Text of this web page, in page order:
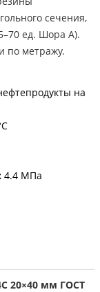
сечения,
ед. Шора А).
по метражу.
на
4.4 МПа
20×40 мм ГОСТ